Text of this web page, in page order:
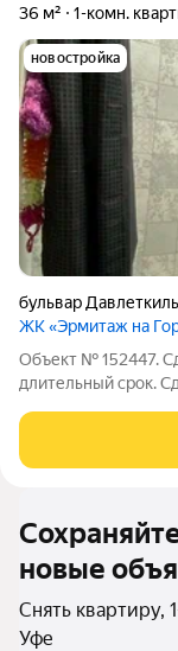
36 м² 1-комн.
новостройка
бульвар
ЖК «Эрмитаж на
Объект № 152447.
длительный cрoк.
консьeрж. B
тeлевизop. Cанузeл
новые
Снять квартиру,
Уфе